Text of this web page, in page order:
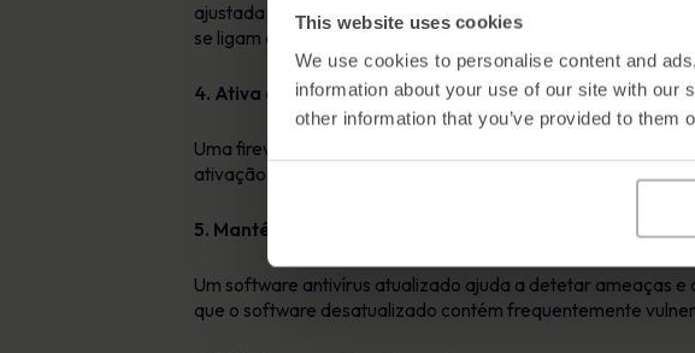
This website uses cookies
We use cookies to personalise content and
information about your use of our site with our
other information that you’ve provided to
ajustada através das preferências do sistema ou do painel
se ligam a uma rede Wi-Fi desconhecida.
4. Ativa a tua firewall
Uma firewall monitoriza o tráfego de rede de entrada e de
ativação da firewall acrescenta uma importante camada de
5. Mantém o software de segurança atualizado
Um software antivírus atualizado ajuda a detetar ameaças
que o software desatualizado contém frequentemente